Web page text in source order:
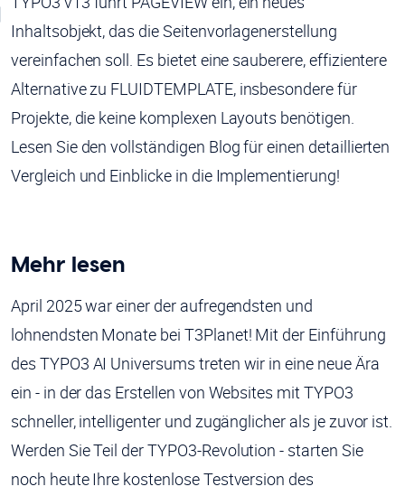
Inhaltsobjekt, das die Seitenvorlagenerstellung
vereinfachen soll. Es bietet eine sauberere, effizientere
Alternative zu FLUIDTEMPLATE, insbesondere für
Projekte, die keine komplexen Layouts benötigen.
Lesen Sie den vollständigen Blog für einen detaillierten
Vergleich und Einblicke in die Implementierung!
Mehr lesen
April 2025 war einer der aufregendsten und
lohnendsten Monate bei T3Planet! Mit der Einführung
des TYPO3 AI Universums treten wir in eine neue Ära
ein - in der das Erstellen von Websites mit TYPO3
schneller, intelligenter und zugänglicher als je zuvor ist.
Werden Sie Teil der TYPO3-Revolution - starten Sie
noch heute Ihre kostenlose Testversion des